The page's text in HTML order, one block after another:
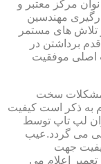
مرکز معتبر و
مهندسین
تلاش های مستمر
برداشتن در
اصلی موفقیت
مشکلات سخت
به ذکر است کیفیت
لپ تاپ توسط
می گردد.عیب
جهت
تعمیر اعلام می